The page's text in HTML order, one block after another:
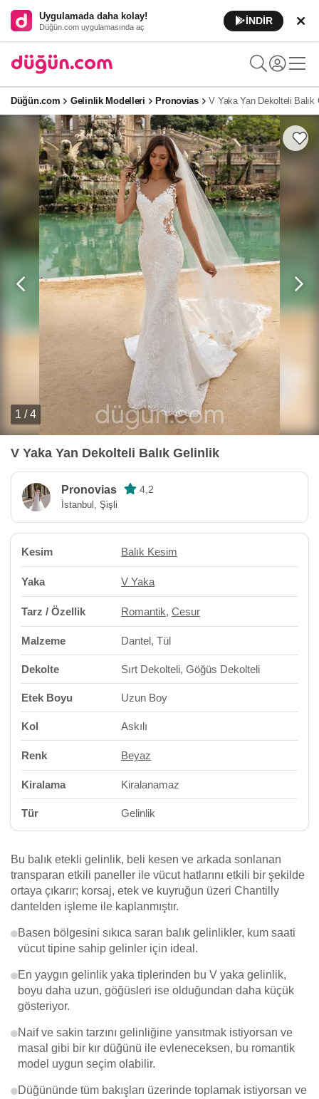
Uygulamada daha kolay!
Düğün.com uygulamasında aç
İNDİR
Düğün.com Gelinlik Modelleri Pronovias V Yaka Yan Dekolteli Balık
1 / 4
V Yaka Yan Dekolteli Balık Gelinlik
Pronovias 4,2
İstanbul, Şişli
Kesim Balık Kesim
Yaka V Yaka
Tarz / Özellik Romantik, Cesur
Malzeme Dantel, Tül
Dekolte Sırt Dekolteli, Göğüs Dekolteli
Etek Boyu Uzun Boy
Kol Askılı
Renk Beyaz
Kiralama Kiralanamaz
Tür Gelinlik
Bu balık etekli gelinlik, beli kesen ve arkada sonlanan
transparan etkili paneller ile vücut hatlarını etkili bir şekilde
ortaya çıkarır; korsaj, etek ve kuyruğun üzeri Chantilly
dantelden işleme ile kaplanmıştır.
Basen bölgesini sıkıca saran balık gelinlikler, kum saati
vücut tipine sahip gelinler için ideal.
En yaygın gelinlik yaka tiplerinden bu V yaka gelinlik,
boyu daha uzun, göğüsleri ise olduğundan daha küçük
gösteriyor.
Naif ve sakin tarzını gelinliğine yansıtmak istiyorsan ve
masal gibi bir kır düğünü ile evleneceksen, bu romantik
model uygun seçim olabilir.
Düğününde tüm bakışları üzerinde toplamak istiyorsan ve